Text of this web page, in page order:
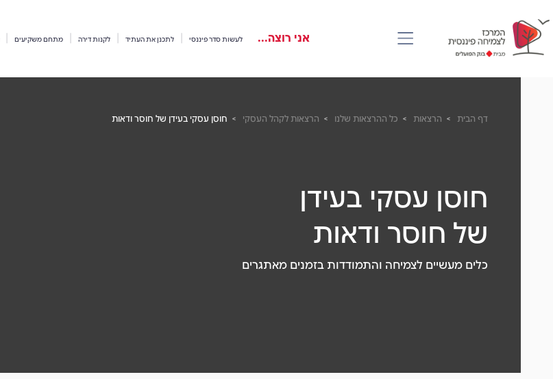
לראש
העמוד
to
main
content
to
footer
אני רוצה... לעשות סדר פיננסי לתכנן את העתיד לקנות דירה מתחם משקיעים
דף הבית הרצאות כל ההרצאות שלנו הרצאות לקהל העסקי חוסן עסקי בעידן של חוסר ודאות
חוסן עסקי בעידן
של חוסר ודאות
כלים מעשיים לצמיחה והתמודדות בזמנים מאתגרים